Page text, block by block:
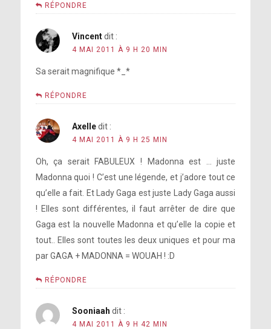
RÉPONDRE
Vincent dit :
4 MAI 2011 À 9 H 20 MIN
Sa serait magnifique *_*
RÉPONDRE
Axelle dit :
4 MAI 2011 À 9 H 25 MIN
Oh, ça serait FABULEUX ! Madonna est … juste
Madonna quoi ! C’est une légende, et j’adore tout ce
qu’elle a fait. Et Lady Gaga est juste Lady Gaga aussi
! Elles sont différentes, il faut arrêter de dire que
Gaga est la nouvelle Madonna et qu’elle la copie et
tout.. Elles sont toutes les deux uniques et pour ma
par GAGA + MADONNA = WOUAH ! :D
RÉPONDRE
Sooniaah dit :
4 MAI 2011 À 9 H 42 MIN